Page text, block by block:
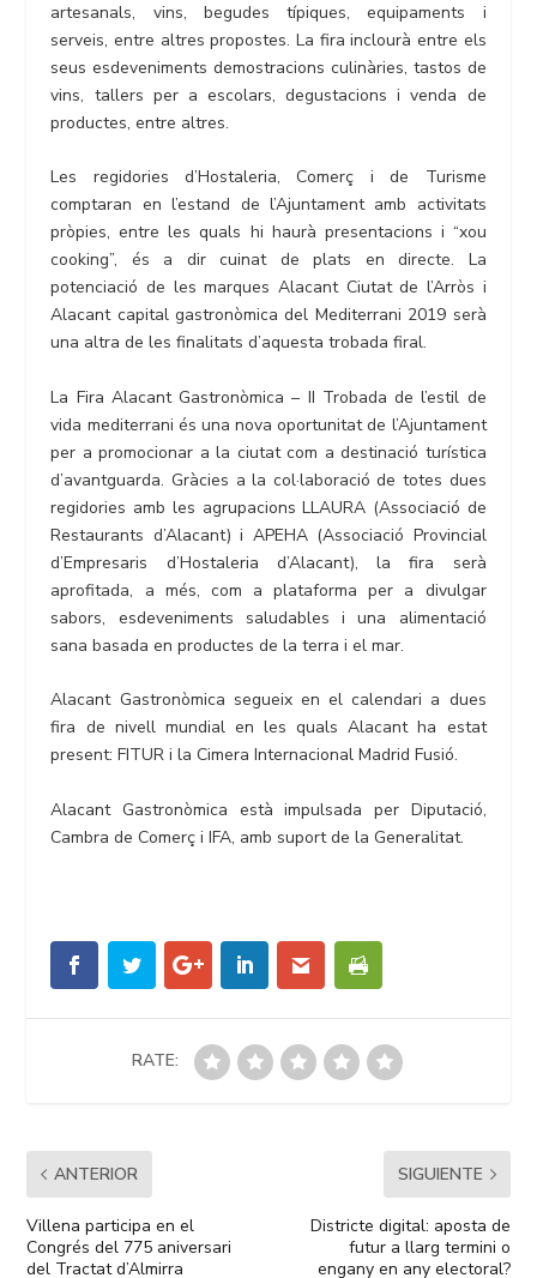
artesanals, vins, begudes típiques, equipaments i
serveis, entre altres propostes. La fira inclourà entre els
seus esdeveniments demostracions culinàries, tastos de
vins, tallers per a escolars, degustacions i venda de
productes, entre altres.
Les regidories d’Hostaleria, Comerç i de Turisme
comptaran en l’estand de l’Ajuntament amb activitats
pròpies, entre les quals hi haurà presentacions i “xou
cooking”, és a dir cuinat de plats en directe. La
potenciació de les marques Alacant Ciutat de l’Arròs i
Alacant capital gastronòmica del Mediterrani 2019 serà
una altra de les finalitats d’aquesta trobada firal.
La Fira Alacant Gastronòmica – II Trobada de l’estil de
vida mediterrani és una nova oportunitat de l’Ajuntament
per a promocionar a la ciutat com a destinació turística
d’avantguarda. Gràcies a la col·laboració de totes dues
regidories amb les agrupacions LLAURA (Associació de
Restaurants d’Alacant) i APEHA (Associació Provincial
d’Empresaris d’Hostaleria d’Alacant), la fira serà
aprofitada, a més, com a plataforma per a divulgar
sabors, esdeveniments saludables i una alimentació
sana basada en productes de la terra i el mar.
Alacant Gastronòmica segueix en el calendari a dues
fira de nivell mundial en les quals Alacant ha estat
present: FITUR i la Cimera Internacional Madrid Fusió.
Alacant Gastronòmica està impulsada per Diputació,
Cambra de Comerç i IFA, amb suport de la Generalitat.
RATE:
ANTERIOR
Villena participa en el
Congrés del 775 aniversari
del Tractat d’Almirra
SIGUIENTE
Districte digital: aposta de
futur a llarg termini o
engany en any electoral?